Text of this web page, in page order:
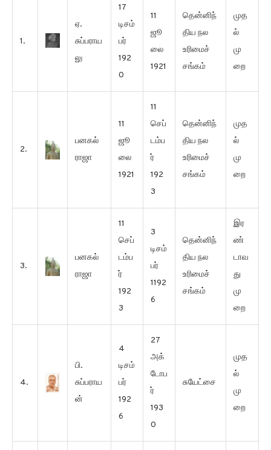
1.
ஏ.
சுப்பராய
லு
17
டிசம்
பர்
192
0
11
ஜூ
லை
1921
தென்னிந்
திய நல
உரிமைச்
சங்கம்
முத
ல்
மு
றை
2.
பனகல்
ராஜா
11
ஜூ
லை
1921
11
செப்
டம்ப
ர்
192
3
தென்னிந்
திய நல
உரிமைச்
சங்கம்
முத
ல்
மு
றை
3.
பனகல்
ராஜா
11
செப்
டம்ப
ர்
192
3
3
டிசம்
பர்
1192
6
தென்னிந்
திய நல
உரிமைச்
சங்கம்
இர
ண்
டாவ
து
மு
றை
4.
பி.
சுப்பராய
ன்
4
டிசம்
பர்
192
6
27
அக்
டோப
ர்
193
0
சுயேட்சை
முத
ல்
மு
றை